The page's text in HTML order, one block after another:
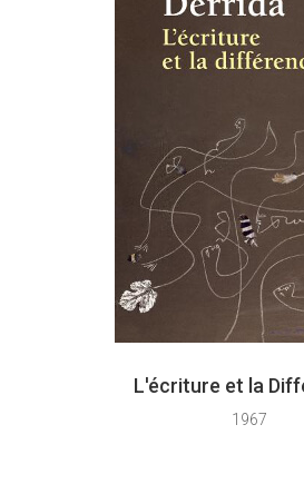
L'écriture et la
1967